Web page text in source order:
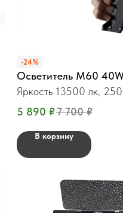
-24%
Осветитель М60
Яркость 13500 лк,
5 890 ₽7 700 ₽
В корзину